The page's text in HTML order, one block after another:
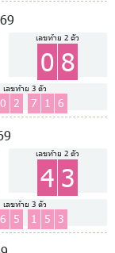
เลขท้าย 2 ตัว
0 8
เลขท้าย 3 ตัว
0 2 7 1 6
เลขท้าย 2 ตัว
4 3
เลขท้าย 3 ตัว
6 5 1 5 3